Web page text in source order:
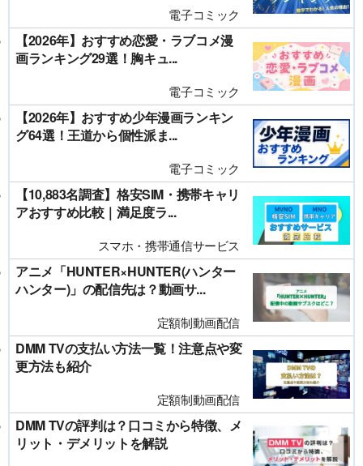
電子コミック
【2026年】おすすめ恋愛・ラブコメ漫
画ランキング29選！胸キュ...
電子コミック
【2026年】おすすめ少年漫画ランキン
グ64選！王道から個性派ま...
電子コミック
【10,883名調査】格安SIM・携帯キャリ
アおすすめ比較｜満足度ラ...
スマホ・携帯通信サービス
アニメ「HUNTER×HUNTER(ハンター
ハンター)」の配信先は？動画サ...
定額制動画配信
DMM TVの支払い方法一覧！注意点や変
更方法も紹介
定額制動画配信
DMM TVの評判は？口コミから特徴、メ
リット・デメリットを解説